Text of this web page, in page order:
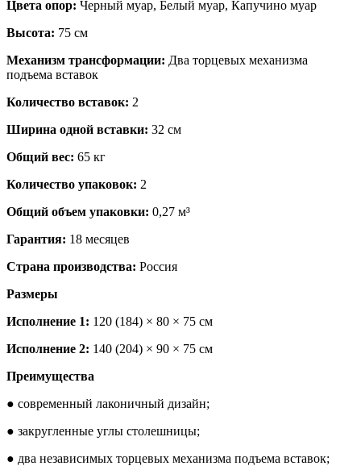
Цвета опор: Черный муар, Белый муар, Капучино муар
Высота: 75 см
Механизм трансформации: Два торцевых механизма
подъема вставок
Количество вставок: 2
Ширина одной вставки: 32 см
Общий вес: 65 кг
Количество упаковок: 2
Общий объем упаковки: 0,27 м³
Гарантия: 18 месяцев
Страна производства: Россия
Размеры
Исполнение 1: 120 (184) × 80 × 75 см
Исполнение 2: 140 (204) × 90 × 75 см
Преимущества
● современный лаконичный дизайн;
● закругленные углы столешницы;
● два независимых торцевых механизма подъема вставок;